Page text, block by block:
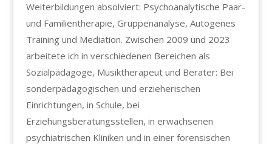
Weiterbildungen absolviert: Psychoanalytische Paar-
und Familientherapie, Gruppenanalyse, Autogenes
Training und Mediation. Zwischen 2009 und 2023
arbeitete ich in verschiedenen Bereichen als
Sozialpädagoge, Musiktherapeut und Berater: Bei
sonderpädagogischen und erzieherischen
Einrichtungen, in Schule, bei
Erziehungsberatungsstellen, in erwachsenen
psychiatrischen Kliniken und in einer forensischen